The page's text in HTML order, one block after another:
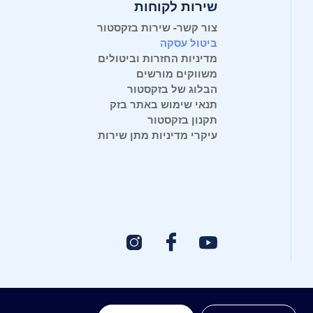
שירות לקוחות
צור קשר- שירות בזקסטור
ביטול עסקה
מדיניות החזרות וביטולים
משווקים מורשים
הבלוג של בזקסטור
תנאי שימוש באתר בזק
תקנון בזקסטור
עיקרי מדיניות מתן שירות